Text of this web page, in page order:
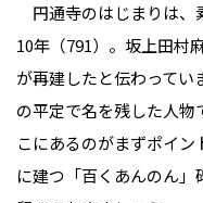
円通寺のはじまりは、
10年（791）。坂上田村
が再建したと伝わってい
の平定で名を残した人物
こにあるのがまずポイ
に建つ「百くあんのん